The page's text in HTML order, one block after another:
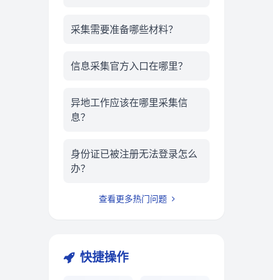
采集需要准备哪些材料？
信息采集官方入口在哪里？
异地工作应该在哪里采集信
息？
身份证已被注册无法登录怎么
办？
查看更多热门问题
快捷操作